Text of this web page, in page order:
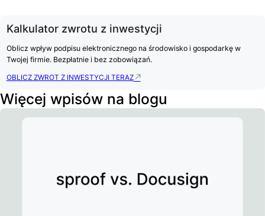
Kalkulator zwrotu z inwestycji
Oblicz wpływ podpisu elektronicznego na środowisko i gospodarkę w
Twojej firmie. Bezpłatnie i bez zobowiązań.
OBLICZ ZWROT Z INWESTYCJI TERAZ
Więcej wpisów na blogu